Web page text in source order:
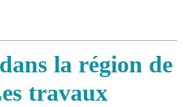
la région de
travaux